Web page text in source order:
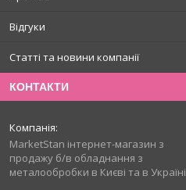
Відгуки
Статті та новини компанії
КОНТАКТИ
MarketStan інтернет-магазин з
продажу б/в обладнання з
металообробки в Києві та в Україні